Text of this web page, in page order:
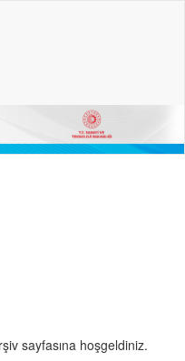
sayfasına hoşgeldiniz.